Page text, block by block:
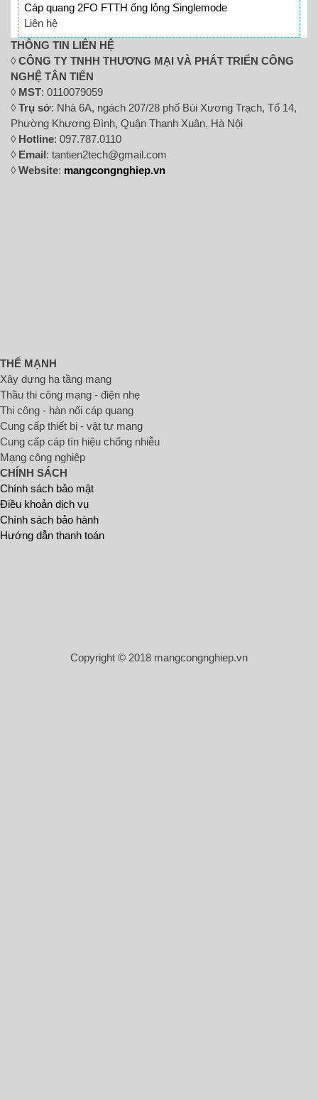
Cáp quang 2FO FTTH ống lỏng Singlemode
Liên hệ
THÔNG TIN LIÊN HỆ
◊CÔNG TY TNHH THƯƠNG MẠI VÀ PHÁT TRIỂN CÔNG
NGHỆ TÂN TIẾN
◊ MST: 0110079059
◊Trụ sở: Nhà 6A, ngách 207/28 phố Bùi Xương Trạch, Tổ 14,
Phường Khương Đình, Quận Thanh Xuân, Hà Nội
◊ Hotline: 097.787.0110
◊ Email: tantien2tech@gmail.com
◊Website: mangcongnghiep.vn
THẾ MẠNH
Xây dựng hạ tầng mạng
Thầu thi công mạng - điện nhẹ
Thi công - hàn nối cáp quang
Cung cấp thiết bị - vật tư mạng
Cung cấp cáp tín hiệu chống nhiễu
Mạng công nghiệp
CHÍNH SÁCH
Chính sách bảo mật
Điều khoản dịch vụ
Chính sách bảo hành
Hướng dẫn thanh toán
Copyright © 2018 mangcongnghiep.vn